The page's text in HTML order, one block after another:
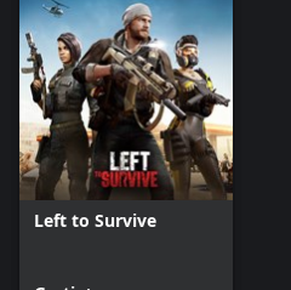
Left to Survive